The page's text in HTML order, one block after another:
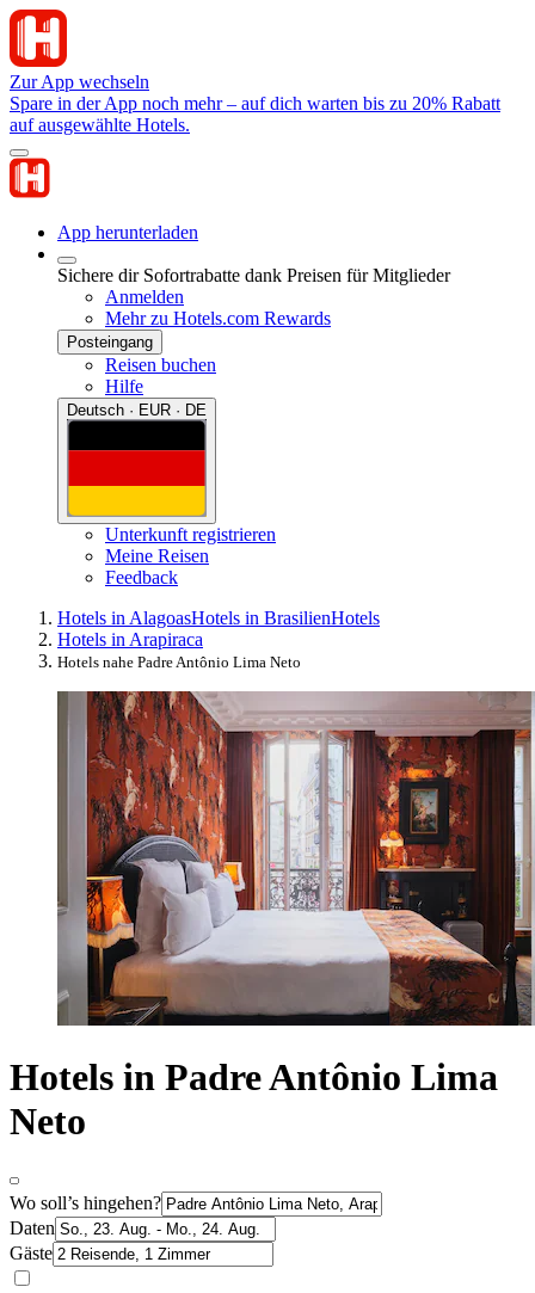
Zur App wechseln
Spare in der App noch mehr – auf dich warten bis zu 20% Rabatt
auf ausgewählte Hotels.
App herunterladen
Sichere dir Sofortrabatte dank Preisen für Mitglieder
Anmelden
Mehr zu Hotels.com Rewards
Posteingang
Reisen buchen
Hilfe
Deutsch · EUR · DE
Unterkunft registrieren
Meine Reisen
Feedback
Hotels in AlagoasHotels in BrasilienHotels
Hotels in Arapiraca
Hotels nahe Padre Antônio Lima Neto
Hotels in Padre Antônio Lima
Neto
Wo soll’s hingehen?
Daten
Gäste